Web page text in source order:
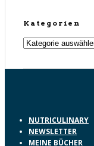
Kategorien
Kategorien
NUTRICULINARY
NEWSLETTER
MEINE BÜCHER